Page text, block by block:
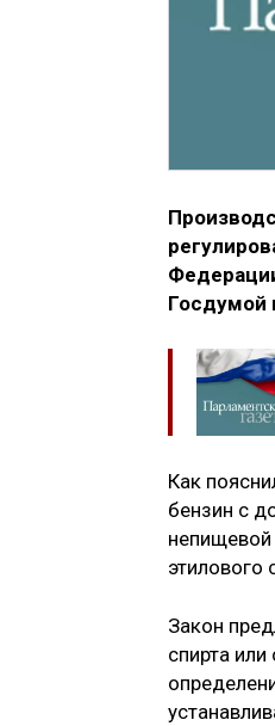
Госдумой
Как
бензин с
непищевой
этилового
Закон
спирта